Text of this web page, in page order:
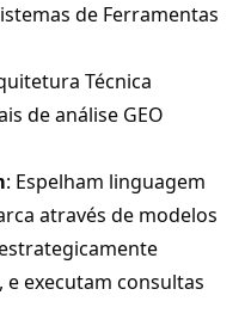
de Ferramentas
Técnica
de análise GEO
: Espelham linguagem
através de modelos
e executam consultas